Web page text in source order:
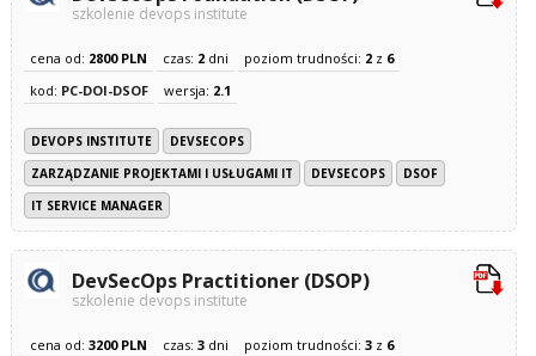
szkolenie devops institute
cena od: 2800 PLN czas: 2dni poziom trudności: 2z 6
kod: PC-DOI-DSOF wersja: 2.1
DEVOPS INSTITUTE
DEVSECOPS
ZARZĄDZANIE PROJEKTAMI I USŁUGAMI IT
DEVSECOPS
DSOF
IT SERVICE MANAGER
DevSecOps Practitioner (DSOP)
szkolenie devops institute
cena od: 3200 PLN czas: 3dni poziom trudności: 3z 6